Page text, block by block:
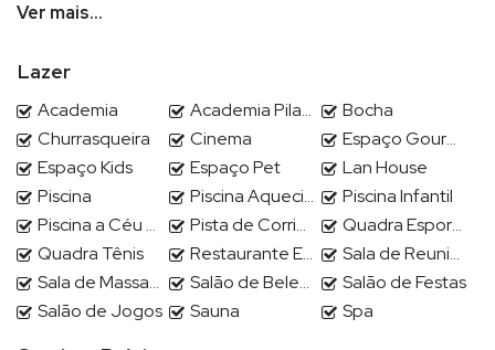
2901 - Laje inferior -
355m², Amplo living integrado, Cozinha americana com
ilha central, Sala de Jantar, Sala de estar frente mar,
lavabo, Área de serviço com dependência de
empregada, Elevador interno e escada e 05 suítes,
sendo que a de fundos, recebe nada menos que 3 camas
de casal, e a Máster tem um tamanho respeitável, logo
Ver mais...
Lazer
Academia Academia Pilates
Bocha
Churrasqueira
Cinema
Espaço Gourmet
Espaço Kids
Espaço Pet
Lan House
Piscina
Piscina Aquecida
Piscina Infantil
Piscina a Céu Aberto
Pista de Corrida
Quadra Esportiva
Quadra Tênis
Restaurante Exclusivo
Sala de Reuniões / Estudo
Sala de Massagem
Salão de Beleza
Salão de Festas
Salão de Jogos
Sauna Spa